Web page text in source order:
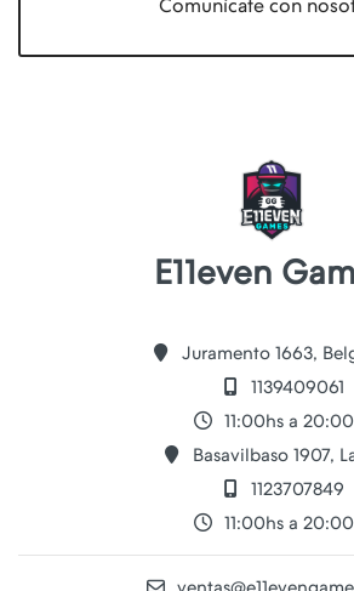
Comunícate con
E11even
Juramento 1663,
1139409061
11:00hs a
Basavilbaso 1907,
1123707849
11:00hs a